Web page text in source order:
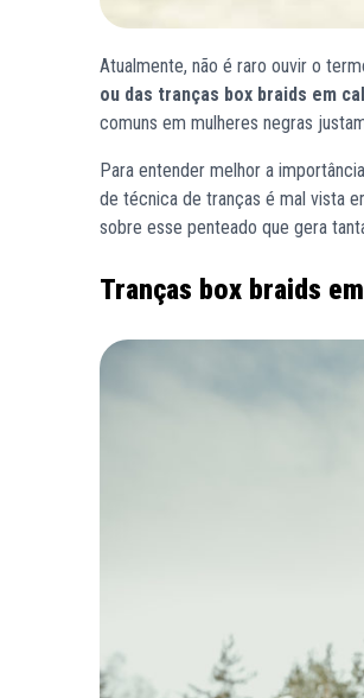
Atualmente, não é raro ouvir o
ou das tranças box braids em
comuns em mulheres negras
Para entender melhor a
de técnica de tranças é mal vista
sobre esse penteado que gera
Tranças box braids